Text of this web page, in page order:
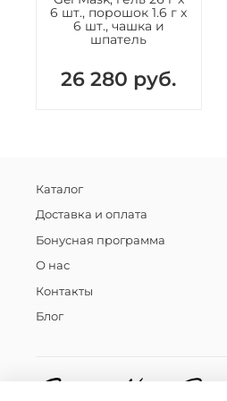
6 шт., порошок 1.6 г x
6 шт., чашка и
шпатель
26 280 руб.
Каталог
Доставка и оплата
Бонусная программа
О нас
Контакты
Блог